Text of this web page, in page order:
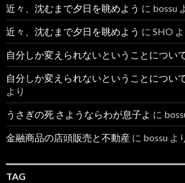
近々、沈むまで夕日を眺めよう に bossu
近々、沈むまで夕日を眺めよう に SHO
自分しか変えられないということについ
自分しか変えられないということについ
より
うさぎの死 さようならわが息子よ に
金融商品の店頭販売と不動産 に bossu よ
TAG